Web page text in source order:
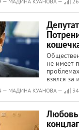
не имеет
взялся за
— МАДИНА КУАНОВА —
Любовь